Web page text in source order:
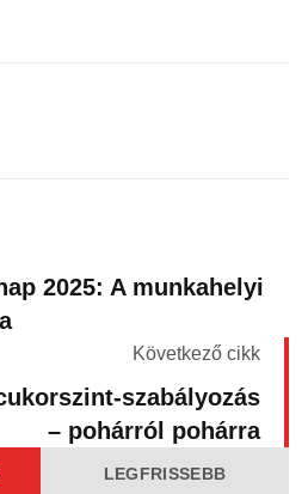
2025: A munkahelyi
Következő cikk
szabályozás
– pohárról pohárra
LEGFRISSEBB